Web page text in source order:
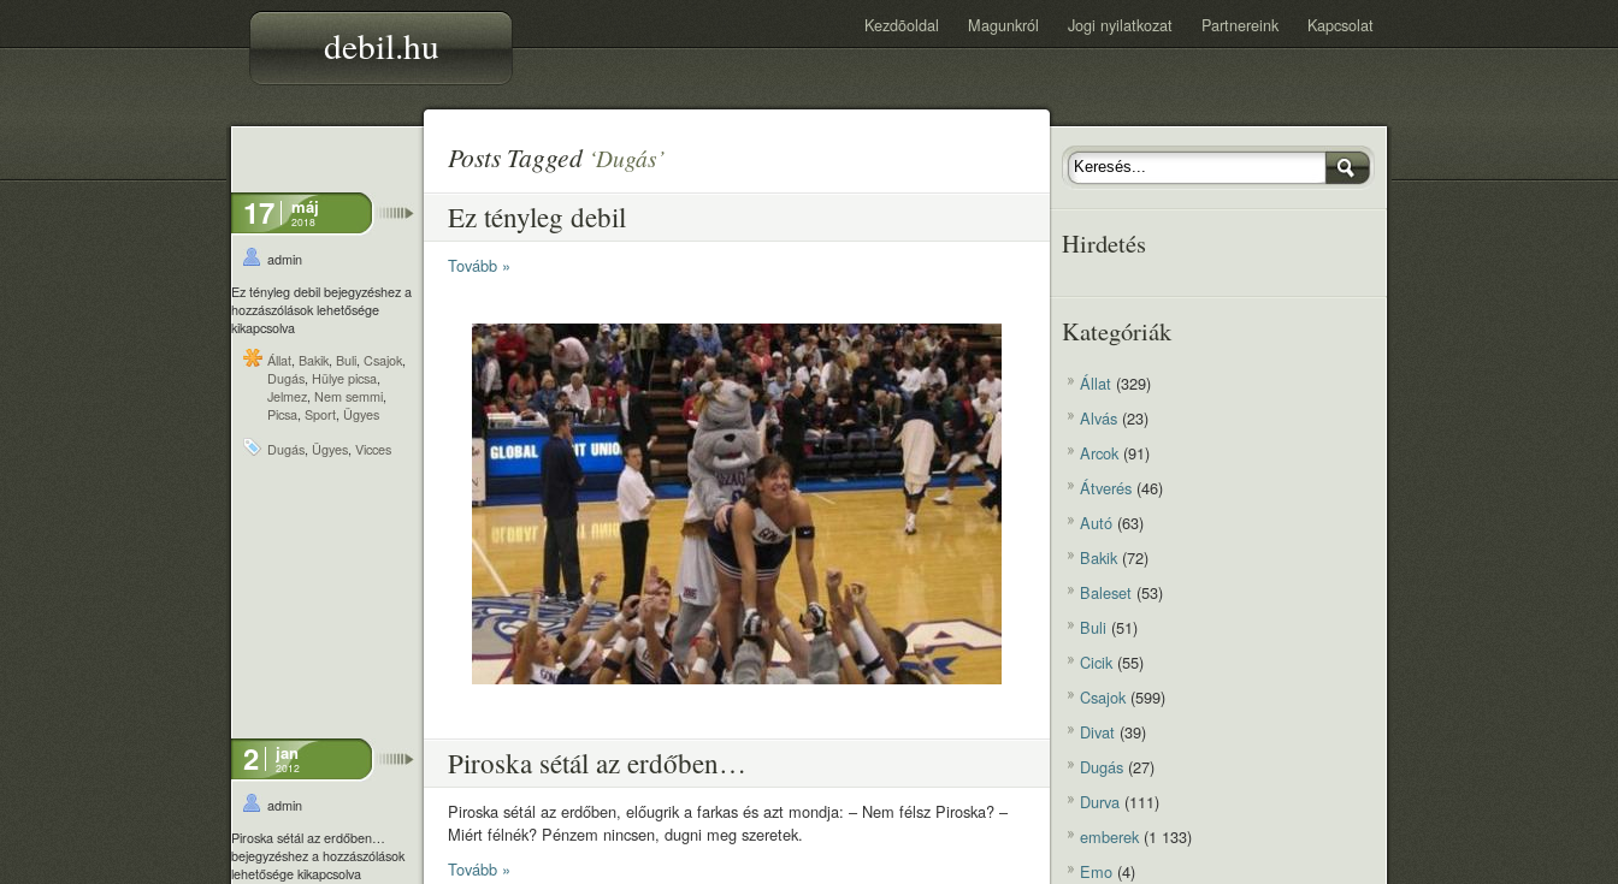
debil.hu Kezdõoldal Magunkról Jogi nyilatkozat Partnereink Kapcsolat
Posts Tagged ‘Dugás’
17 máj
2018
admin
Ez tényleg debil bejegyzéshez a
hozzászólások lehetősége
kikapcsolva
Állat, Bakik, Buli, Csajok,
Dugás, Hülye picsa,
Jelmez, Nem semmi,
Picsa, Sport, Ügyes
Dugás, Ügyes, Vicces
Ez tényleg debil
Tovább »
2 jan
2012
admin
Piroska sétál az erdőben…
bejegyzéshez a hozzászólások
lehetősége kikapcsolva
Piroska sétál az erdőben…
Piroska sétál az erdőben, előugrik a farkas és azt mondja: – Nem félsz Piroska? –
Miért félnék? Pénzem nincsen, dugni meg szeretek.
Tovább »
Hirdetés
Kategóriák
Állat (329)
Alvás (23)
Arcok(91)
Átverés (46)
Autó (63)
Bakik(72)
Baleset (53)
Buli (51)
Cicik(55)
Csajok(599)
Divat (39)
Dugás (27)
Durva (111)
emberek(1 133)
Emo (4)